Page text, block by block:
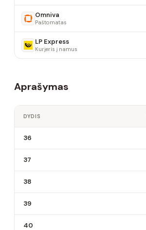
Omniva
Paštomatas
LP Express
Kurjeris į namus
Aprašymas
DYDIS
36
37
38
39
40